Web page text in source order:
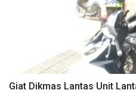
Giat Dikmas Lantas Unit